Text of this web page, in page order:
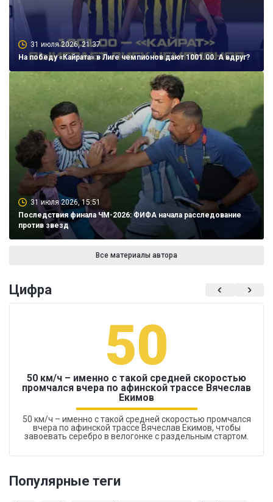
31 июля 2026, 21:37
На победу «Кайрата» в Лиге чемпионов дают 1001.00. А вдруг?
31 июля 2026, 15:51
Последствия финала ЧМ-2026: ФИФА начала расследование
против звезд
Все материалы автора
Цифра
50
50 км/ч – именно с такой средней скоростью
промчался вчера по афинской трассе Вячеслав
Екимов
50 км/ч – именно с такой средней скоростью промчался
вчера по афинской трассе Вячеслав Екимов, чтобы
завоевать серебро в велогонке с раздельным стартом.
Популярные теги